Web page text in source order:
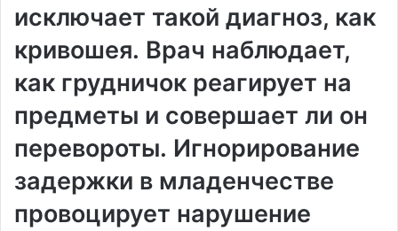
исключает такой диагноз, как
кривошея․ Врач наблюдает,
как грудничок реагирует на
предметы и совершает ли он
перевороты․ Игнорирование
задержки в младенчестве
провоцирует нарушение